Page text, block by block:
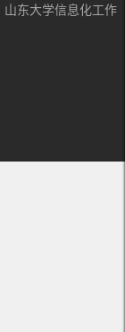
东大学信息化工作